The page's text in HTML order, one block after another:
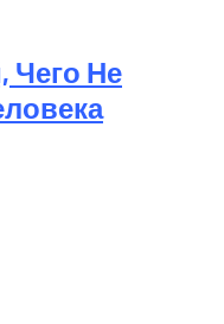
Чего Не